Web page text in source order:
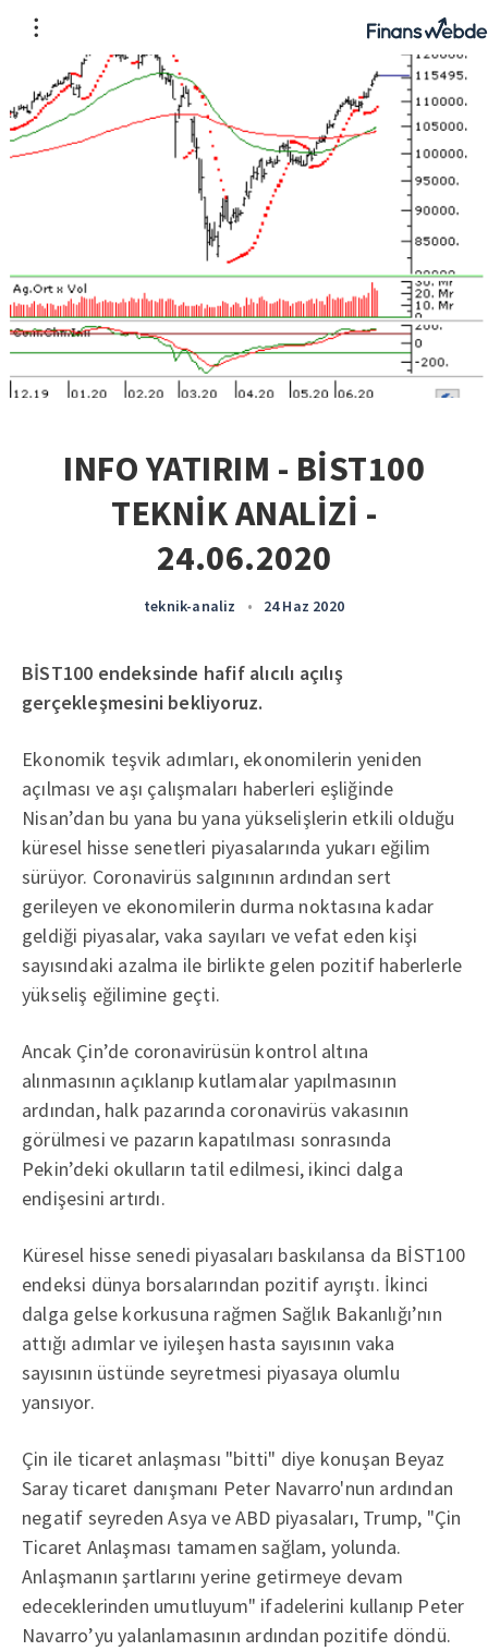
INFO YATIRIM - BİST100
TEKNİK ANALİZİ -
24.06.2020
teknik-analiz • 24 Haz 2020
BİST100 endeksinde hafif alıcılı açılış
gerçekleşmesini bekliyoruz.
Ekonomik teşvik adımları, ekonomilerin yeniden
açılması ve aşı çalışmaları haberleri eşliğinde
Nisan’dan bu yana bu yana yükselişlerin etkili olduğu
küresel hisse senetleri piyasalarında yukarı eğilim
sürüyor. Coronavirüs salgınının ardından sert
gerileyen ve ekonomilerin durma noktasına kadar
geldiği piyasalar, vaka sayıları ve vefat eden kişi
sayısındaki azalma ile birlikte gelen pozitif haberlerle
yükseliş eğilimine geçti.
Ancak Çin’de coronavirüsün kontrol altına
alınmasının açıklanıp kutlamalar yapılmasının
ardından, halk pazarında coronavirüs vakasının
görülmesi ve pazarın kapatılması sonrasında
Pekin’deki okulların tatil edilmesi, ikinci dalga
endişesini artırdı.
Küresel hisse senedi piyasaları baskılansa da BİST100
endeksi dünya borsalarından pozitif ayrıştı. İkinci
dalga gelse korkusuna rağmen Sağlık Bakanlığı’nın
attığı adımlar ve iyileşen hasta sayısının vaka
sayısının üstünde seyretmesi piyasaya olumlu
yansıyor.
Çin ile ticaret anlaşması "bitti" diye konuşan Beyaz
Saray ticaret danışmanı Peter Navarro'nun ardından
negatif seyreden Asya ve ABD piyasaları, Trump, "Çin
Ticaret Anlaşması tamamen sağlam, yolunda.
Anlaşmanın şartlarını yerine getirmeye devam
edeceklerinden umutluyum" ifadelerini kullanıp Peter
Navarro’yu yalanlamasının ardından pozitife döndü.